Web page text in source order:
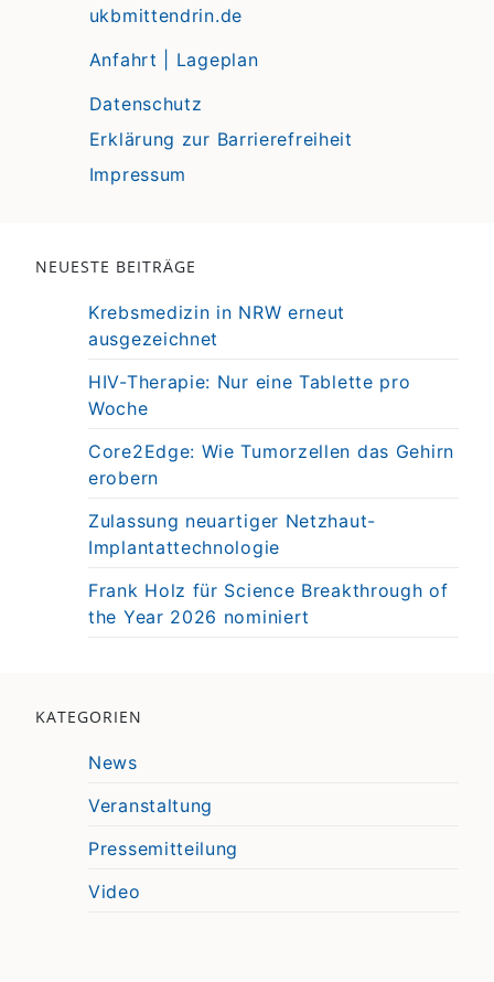
ukbmittendrin.de
Anfahrt | Lageplan
Datenschutz
Erklärung zur Barrierefreiheit
Impressum
NEUESTE BEITRÄGE
Krebsmedizin in NRW erneut
ausgezeichnet
HIV-Therapie: Nur eine Tablette pro
Woche
Core2Edge: Wie Tumorzellen das Gehirn
erobern
Zulassung neuartiger Netzhaut-
Implantattechnologie
Frank Holz für Science Breakthrough of
the Year 2026 nominiert
KATEGORIEN
News
Veranstaltung
Pressemitteilung
Video